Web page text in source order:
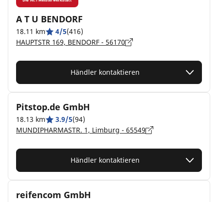
A T U BENDORF
18.11 km 4/5(416)
HAUPTSTR 169, BENDORF - 56170
Händler kontaktieren
Pitstop.de GmbH
18.13 km 3.9/5(94)
MUNDIPHARMASTR. 1, Limburg - 65549
Händler kontaktieren
reifencom GmbH